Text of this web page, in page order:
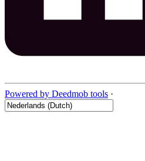
Powered by Deedmob tools ·